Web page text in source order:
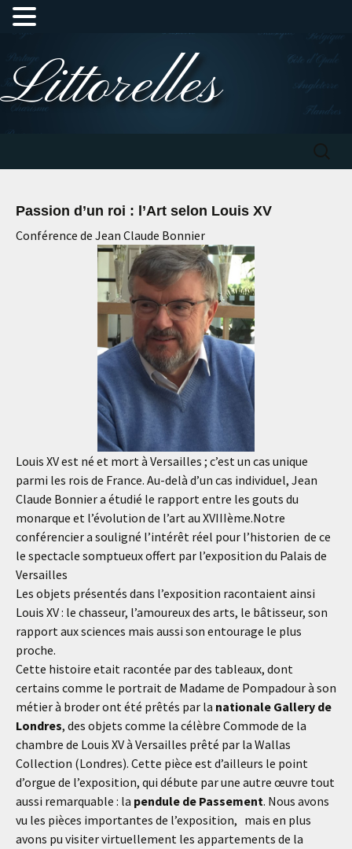
au
contenu
Littorelles
Passion d’un roi : l’Art selon Louis XV
Conférence de Jean Claude Bonnier
Louis XV est né et mort à Versailles ; c’est un cas unique
parmi les rois de France. Au-delà d’un cas individuel, Jean
Claude Bonnier a étudié le rapport entre les gouts du
monarque et l’évolution de l’art au XVIIIème.Notre
conférencier a souligné l’intérêt réel pour l’historien de ce
le spectacle somptueux offert par l’exposition du Palais de
Versailles
Les objets présentés dans l’exposition racontaient ainsi
Louis XV : le chasseur, l’amoureux des arts, le bâtisseur, son
rapport aux sciences mais aussi son entourage le plus
proche.
Cette histoire etait racontée par des tableaux, dont
certains comme le portrait de Madame de Pompadour à son
métier à broder ont été prêtés par la nationale Gallery de
Londres, des objets comme la célèbre Commode de la
chambre de Louis XV à Versailles prêté par la Wallas
Collection (Londres). Cette pièce est d’ailleurs le point
d’orgue de l’exposition, qui débute par une autre œuvre tout
aussi remarquable : la pendule de Passement. Nous avons
vu les pièces importantes de l’exposition, mais en plus
avons pu visiter virtuellement les appartements de la